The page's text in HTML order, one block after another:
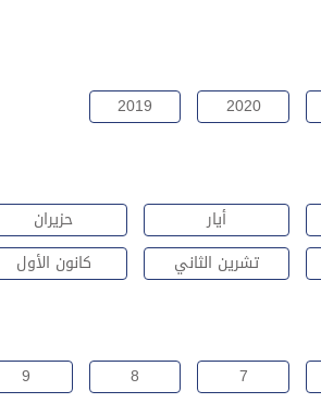
2020
2019
أيار
حزيران
تشرين الثاني
كانون الأول
7
8
9